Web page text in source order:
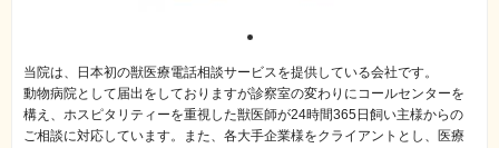
当院は、日本初の獣医療電話相談サービスを提供している会社です。
動物病院として届出をしておりますが診察室の変わりにコールセンターを
構え、ホスピタリティーを重視した獣医師が24時間365日飼い主様からの
ご相談に対応しています。また、各大手企業様をクライアントとし、医療